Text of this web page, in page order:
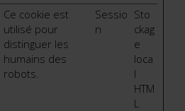
Ce cookie est
utilisé pour
distinguer les
humains des
robots.
Sessio
n
Sto
ckag
e
loca
l
HTM
L